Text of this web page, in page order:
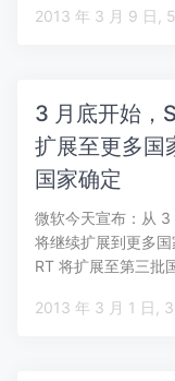
3 月底开始，
扩展至更多
国家确定
微软今天宣布：从
将继续扩展到更多
RT 将扩展至第三批